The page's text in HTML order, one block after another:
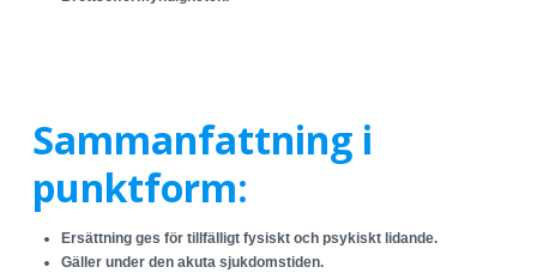
Sammanfattning i
punktform:
Ersättning ges för tillfälligt fysiskt och psykiskt lidande.
Gäller under den akuta sjukdomstiden.